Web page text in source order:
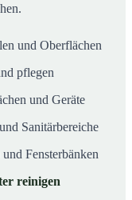
und Oberflächen
pflegen
und Geräte
Sanitärbereiche
Fensterbänken
reinigen